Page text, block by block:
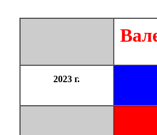
2023 г.